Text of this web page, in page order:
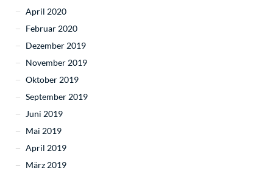
April 2020
Februar 2020
Dezember 2019
November 2019
Oktober 2019
September 2019
Juni 2019
Mai 2019
April 2019
März 2019